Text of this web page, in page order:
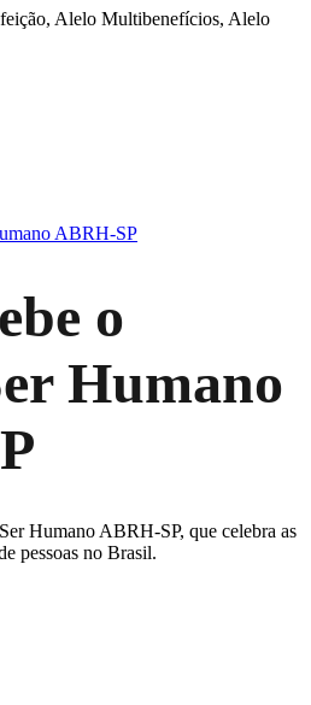
Alelo Multibenefícios, Alelo
ABRH-SP
o
Humano
Humano ABRH-SP, que celebra as
pessoas no Brasil.